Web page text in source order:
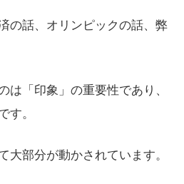
の話、オリンピックの話、弊
は「印象」の重要性であり、
す。
大部分が動かされています。